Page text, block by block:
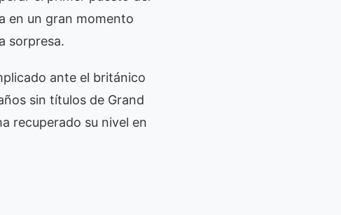
en un gran momento
sorpresa.
ante el británico
sin títulos de Grand
recuperado su nivel en